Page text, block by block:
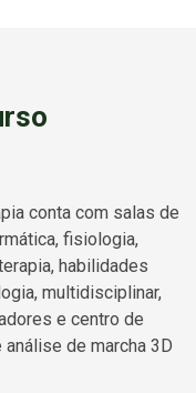
conta com salas de
fisiologia,
habilidades
multidisciplinar,
e centro de
de marcha 3D